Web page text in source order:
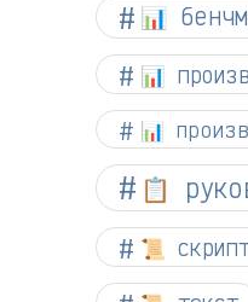
📊
📊
📊
📋
📜